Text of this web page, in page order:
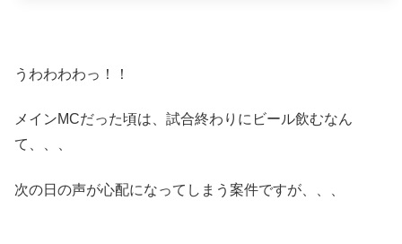
うわわわわっ！！
メインMCだった頃は、試合終わりにビール飲むなん
て、、、
次の日の声が心配になってしまう案件ですが、、、